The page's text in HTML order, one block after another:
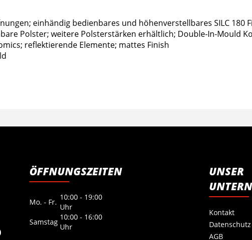
einhändig bedienbares und höhenverstellbares SILC 180
Polster; weitere Polsterstärken erhältlich; Double-In-Mould
reflektierende Elemente; mattes Finish
ÖFFNUNGSZEITEN
Mo. - Fr.
10:00 - 19:00
Uhr
Samstag
10:00 - 16:00
Uhr
UNSER
Kontakt
Datenschutz
AGB